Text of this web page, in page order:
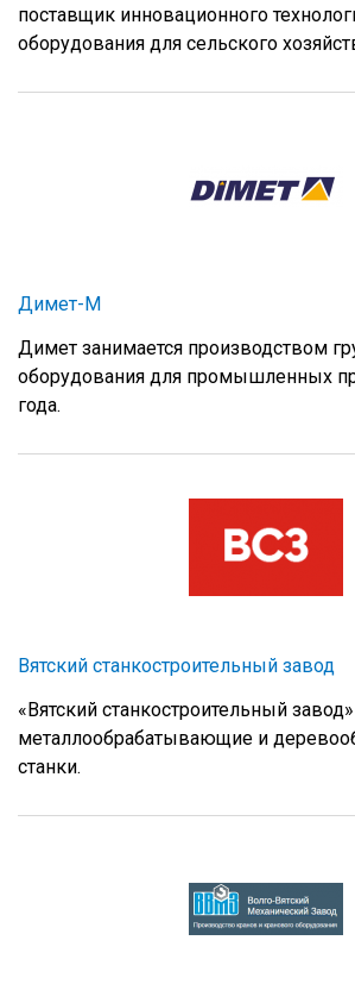
поставщик инновационного
оборудования для сельского
Димет-М
Димет занимается производством
оборудования для промышленных
года.
Вятский станкостроительный завод
«Вятский станкостроительный
металлообрабатывающие и
станки.